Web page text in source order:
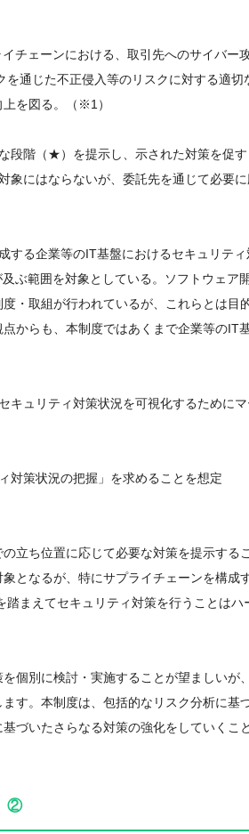
チェーンにおける、取引先へのサイバー
通じた不正侵入等のリスクに対する適切
を図る。（※1）
段階（★）を提示し、示された対策を促
にはならないが、委託先を通じて必要に
する企業等のIT基盤におけるセキュリテ
ぶ範囲を対象としている。ソフトウェア
・取組が行われているが、これらとは目
からも、本制度ではあくまで企業等のIT
ュリティ対策状況を可視化するために
対策状況の把握」を求めることを想定
立ち位置に応じて必要な対策を提示するこ
となるが、特にサプライチェーンを構成
まえてセキュリティ対策を行うことはハ
個別に検討・実施することが望ましいが
す。本制度は、包括的なリスク分析に基
づいたさらなる対策の強化をしていくこ
②